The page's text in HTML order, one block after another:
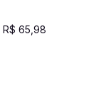
R$ 65,98